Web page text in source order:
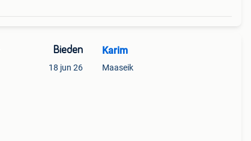
Bieden
18 jun 26
Karim
Maaseik